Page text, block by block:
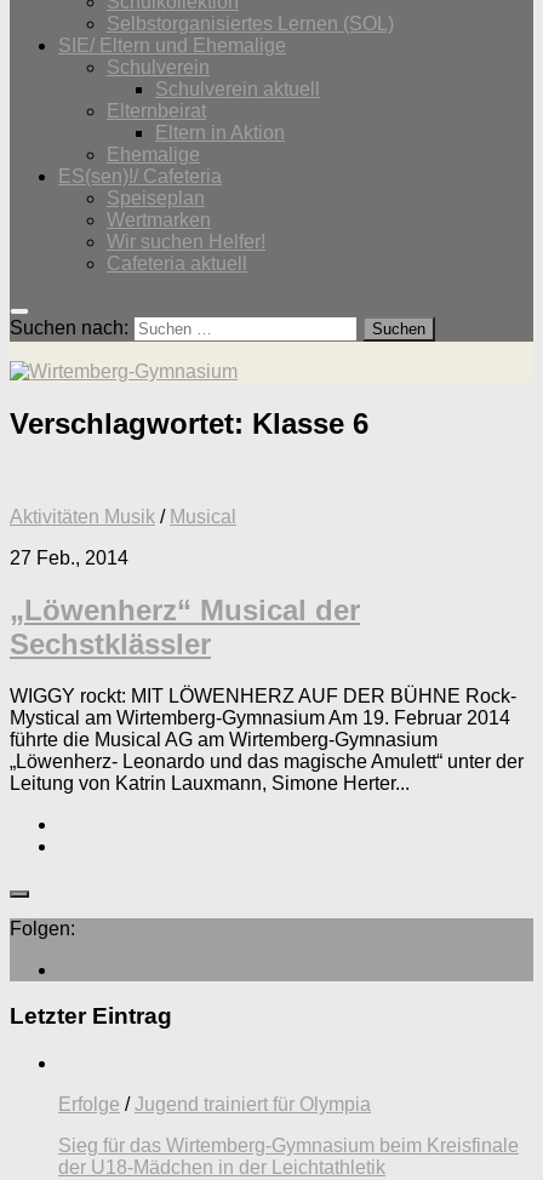
Selbstorganisiertes Lernen (SOL)
SIE/ Eltern und Ehemalige
Schulverein
Schulverein aktuell
Elternbeirat
Eltern in Aktion
Ehemalige
ES(sen)!/ Cafeteria
Speiseplan
Wertmarken
Wir suchen Helfer!
Cafeteria aktuell
Suchen nach:
Verschlagwortet: Klasse 6
Aktivitäten Musik / Musical
27 Feb., 2014
„Löwenherz“ Musical der
Sechstklässler
WIGGY rockt: MIT LÖWENHERZ AUF DER BÜHNE Rock-
Mystical am Wirtemberg-Gymnasium Am 19. Februar 2014
führte die Musical AG am Wirtemberg-Gymnasium
„Löwenherz- Leonardo und das magische Amulett“ unter der
Leitung von Katrin Lauxmann, Simone Herter...
Folgen:
Letzter Eintrag
Erfolge /Jugend trainiert für Olympia
Sieg für das Wirtemberg-Gymnasium beim Kreisfinale
der U18-Mädchen in der Leichtathletik